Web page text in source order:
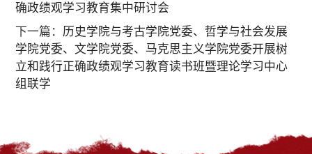
确政绩观学习教育集中研讨会
下一篇： 历史学院与考古学院党委、哲学与社会发展
学院党委、文学院党委、马克思主义学院党委开展树
立和践行正确政绩观学习教育读书班暨理论学习中心
组联学